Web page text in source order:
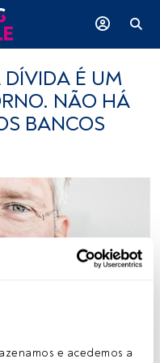
e acedemos a
DÍVIDA É UM
NÃO HÁ
BANCOS